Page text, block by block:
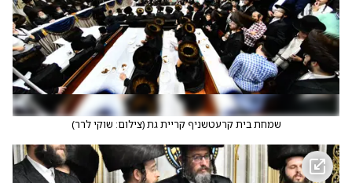
שמחת בית קרעטשניף קריית גת(צילום: שוקי לרר)